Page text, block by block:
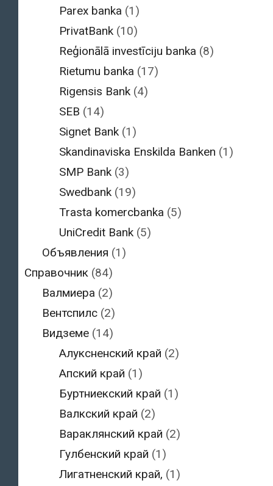
Parex banka (1)
PrivatBank (10)
Reģionālā investīciju banka (8)
Rietumu banka (17)
Rigensis Bank (4)
SEB (14)
Signet Bank (1)
Skandinaviska Enskilda Banken (1)
SMP Bank (3)
Swedbank (19)
Trasta komercbanka (5)
UniCredit Bank (5)
Объявления (1)
Справочник (84)
Валмиера (2)
Вентспилс(2)
Видземе(14)
Алуксненский край (2)
Апский край (1)
Буртниекский край (1)
Валкский край (2)
Вараклянский край (2)
Гулбенский край (1)
Лигатненский край, (1)